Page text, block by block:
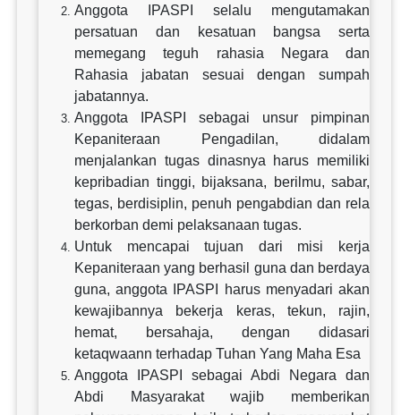
Anggota IPASPI selalu mengutamakan
persatuan dan kesatuan bangsa serta
memegang teguh rahasia Negara dan
Rahasia jabatan sesuai dengan sumpah
jabatannya.
Anggota IPASPI sebagai unsur pimpinan
Kepaniteraan Pengadilan, didalam
menjalankan tugas dinasnya harus memiliki
kepribadian tinggi, bijaksana, berilmu, sabar,
tegas, berdisiplin, penuh pengabdian dan rela
berkorban demi pelaksanaan tugas.
Untuk mencapai tujuan dari misi kerja
Kepaniteraan yang berhasil guna dan berdaya
guna, anggota IPASPI harus menyadari akan
kewajibannya bekerja keras, tekun, rajin,
hemat, bersahaja, dengan didasari
ketaqwaann terhadap Tuhan Yang Maha Esa
Anggota IPASPI sebagai Abdi Negara dan
Abdi Masyarakat wajib memberikan